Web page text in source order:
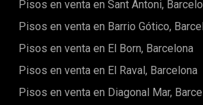
Pisos en venta en Sant Antoni,
Pisos en venta en Barrio Gótico,
Pisos en venta en El Born, Barcelona
Pisos en venta en El Raval, Barcelona
Pisos en venta en Diagonal Mar,